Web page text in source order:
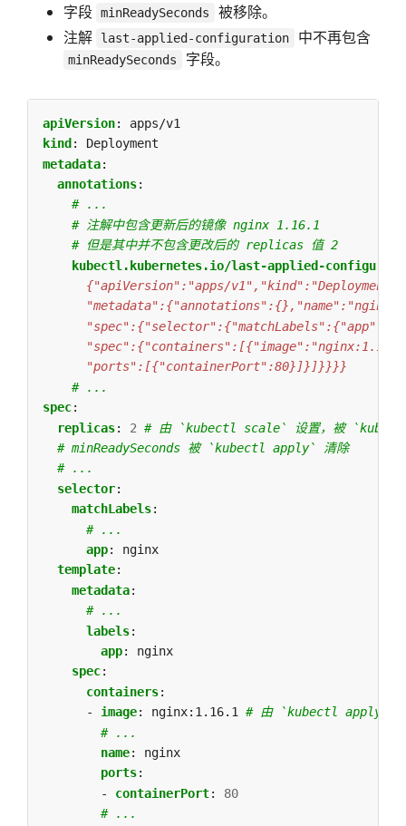
字段 minReadySeconds
被移除。
注解
last-applied-configuration 中不再包含
minReadySeconds 字段。
apiVersion:
apps/v1
kind :
Deployment
metadata:
annotations:
# ...
# 注解中包含更新后的镜像 nginx 1.16.1
# 但是其中并不包含更改后的 replicas 值 2
kubectl.kubernetes.io/last-applied-
      "ports":[{"containerPort":80}]}]}}}}
# ...
spec:
replicas: 2 # 由 `kubectl scale` 设置，被
# minReadySeconds 被 `kubectl apply` 清除
# ...
selector:
matchLabels:
# ...
app:
nginx
template:
metadata:
# ...
labels:
app:
nginx
spec:
containers:
- image: nginx:1.16.1
# 由 `kubectl apply`
# ...
name:
nginx
ports:
- containerPort:
80
# ...